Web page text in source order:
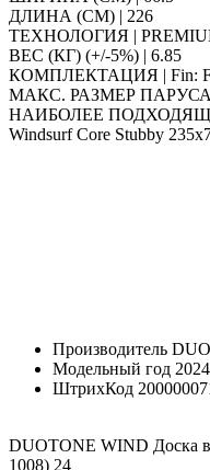
ДЛИНА (СМ) | 226
ТЕХНОЛОГИЯ |
ВЕС (КГ) (+/-5%) | 6.85
КОМПЛЕКТАЦИЯ | Fin:
МАКС. РАЗМЕР ПАРУСА
НАИБОЛЕЕ
Windsurf Core Stubby
Производитель
Модельный год 2024
ШтрихКод
DUOTONE WIND Доска
1008) 24